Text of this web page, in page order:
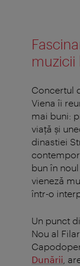
muzicii
Concertul
Viena îi
mai buni: p
viață și
dinastiei
bun în noul
vieneză
într-o
Un punct
Nou al
Dunării ,